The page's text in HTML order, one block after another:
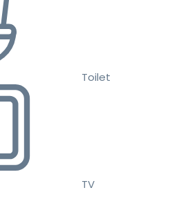
Toilet
TV